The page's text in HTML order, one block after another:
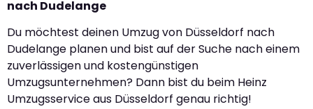
nach Dudelange
Du möchtest deinen Umzug von Düsseldorf nach
Dudelange planen und bist auf der Suche nach einem
zuverlässigen und kostengünstigen
Umzugsunternehmen? Dann bist du beim Heinz
Umzugsservice aus Düsseldorf genau richtig!